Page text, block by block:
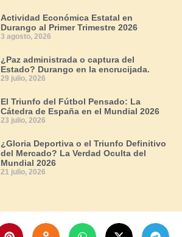
Actividad Económica Estatal en
Durango al Primer Trimestre 2026
3 agosto, 2026
¿Paz administrada o captura del
Estado? Durango en la encrucijada.
29 julio, 2026
El Triunfo del Fútbol Pensado: La
Cátedra de España en el Mundial 2026
23 julio, 2026
¿Gloria Deportiva o el Triunfo Definitivo
del Mercado? La Verdad Oculta del
Mundial 2026
21 julio, 2026